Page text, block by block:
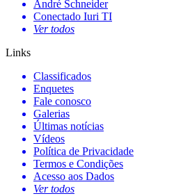
André Schneider
Conectado Iuri TI
Ver todos
Links
Classificados
Enquetes
Fale conosco
Galerias
Últimas notícias
Vídeos
Política de Privacidade
Termos e Condições
Acesso aos Dados
Ver todos